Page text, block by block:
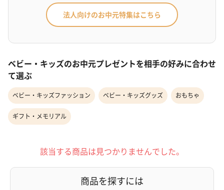
法人向けのお中元特集はこちら
ベビー・キッズのお中元プレゼントを相手の好みに合わせ
て選ぶ
ベビー・キッズファッション ベビー・キッズグッズ おもちゃ
ギフト・メモリアル
該当する商品は見つかりませんでした。
商品を探すには